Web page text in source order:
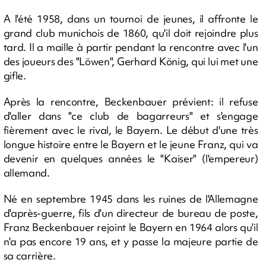
A l'été 1958, dans un tournoi de jeunes, il affronte le
grand club munichois de 1860, qu'il doit rejoindre plus
tard. Il a maille à partir pendant la rencontre avec l'un
des joueurs des "Löwen", Gerhard König, qui lui met une
gifle.
Après la rencontre, Beckenbauer prévient: il refuse
d'aller dans "ce club de bagarreurs" et s'engage
fièrement avec le rival, le Bayern. Le début d'une très
longue histoire entre le Bayern et le jeune Franz, qui va
devenir en quelques années le "Kaiser" (l'empereur)
allemand.
Né en septembre 1945 dans les ruines de l'Allemagne
d'après-guerre, fils d'un directeur de bureau de poste,
Franz Beckenbauer rejoint le Bayern en 1964 alors qu'il
n'a pas encore 19 ans, et y passe la majeure partie de
sa carrière.